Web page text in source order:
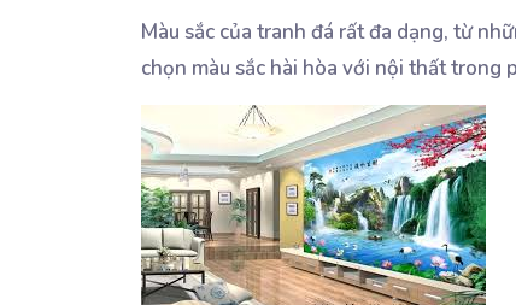
Màu sắc của tranh đá rất đa dạng, từ
chọn màu sắc hài hòa với nội thất